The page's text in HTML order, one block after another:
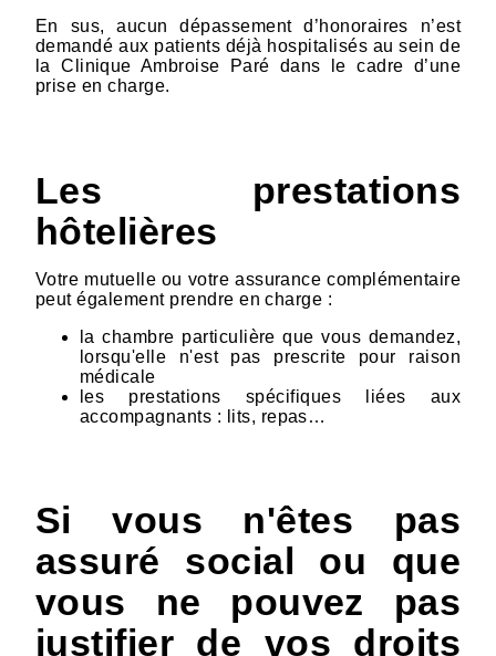
En sus, aucun dépassement d’honoraires n’est
demandé aux patients déjà hospitalisés au sein de
la Clinique Ambroise Paré dans le cadre d’une
prise en charge.
Les prestations
hôtelières
Votre mutuelle ou votre assurance complémentaire
peut également prendre en charge :
la chambre particulière que vous demandez,
lorsqu'elle n'est pas prescrite pour raison
médicale
les prestations spécifiques liées aux
accompagnants : lits, repas…
Si vous n'êtes pas
assuré social ou que
vous ne pouvez pas
justifier de vos droits